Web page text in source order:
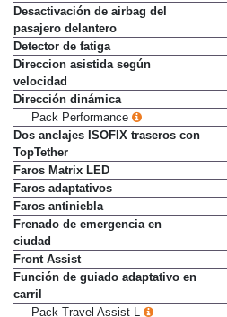
Pack Parking
Desactivación de airbag del
pasajero delantero
Detector de fatiga
Direccion asistida según
velocidad
Dirección dinámica
Pack Performance
Dos anclajes ISOFIX traseros con
TopTether
Faros Matrix LED
Faros adaptativos
Faros antiniebla
Frenado de emergencia en
ciudad
Front Assist
Función de guiado adaptativo en
carril